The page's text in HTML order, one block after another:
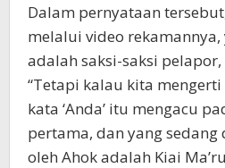
Dalam pernyataan
melalui video
adalah saksi-saksi pelapor,
“Tetapi kalau kita mengerti
kata ‘Anda’ itu mengacu
pertama, dan yang
oleh Ahok adalah Kiai